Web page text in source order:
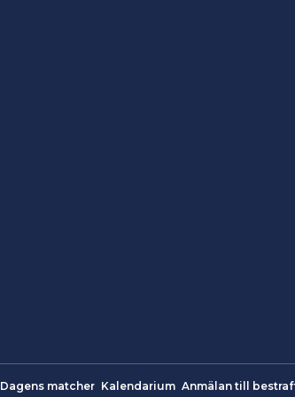
Dagens matcher Kalendarium Anmälan till